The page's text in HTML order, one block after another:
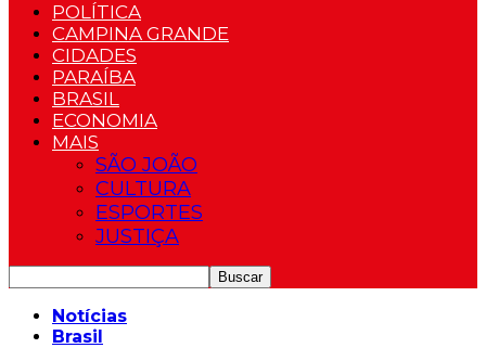
POLÍTICA
CAMPINA GRANDE
CIDADES
PARAÍBA
BRASIL
ECONOMIA
MAIS
SÃO JOÃO
CULTURA
ESPORTES
JUSTIÇA
Notícias
Brasil